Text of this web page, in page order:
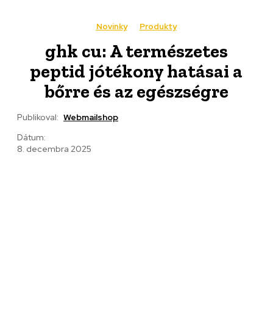
Novinky Produkty
ghk cu: A természetes
peptid jótékony hatásai a
bőrre és az egészségre
Publikoval: Webmailshop
Dátum:
8. decembra 2025